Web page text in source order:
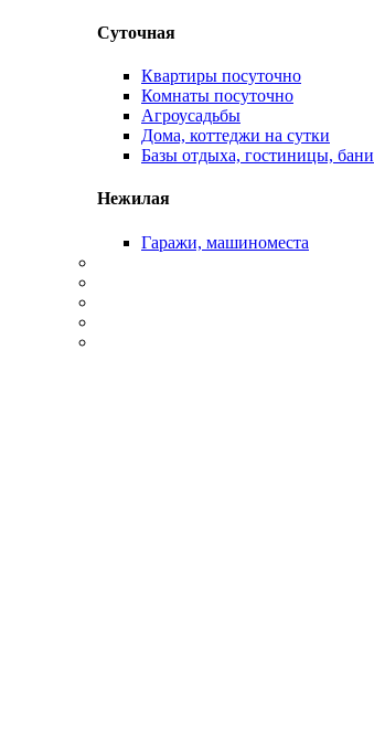
Суточная
Квартиры посуточно
Комнаты посуточно
Агроусадьбы
Дома, коттеджи на сутки
Базы отдыха, гостиницы, бани
Нежилая
Гаражи, машиноместа